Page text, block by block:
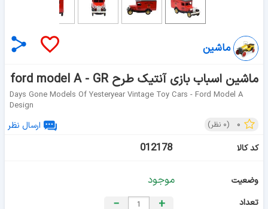
ماشین
ماشین اسباب بازی آنتیک طرح ford model A - GR
Days Gone Models Of Yesteryear Vintage Toy Cars - Ford Model A
Design
۰ (۰ نظر)
ارسال نظر
کد کالا
012178
وضعیت موجود
تعداد +
−